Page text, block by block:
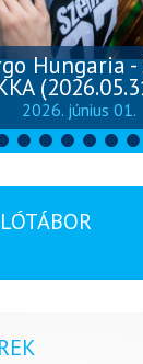
Hungaria
2026. június 01.